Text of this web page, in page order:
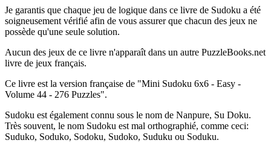
Je garantis que chaque jeu de logique dans ce livre de Sudoku a été
soigneusement vérifié afin de vous assurer que chacun des jeux ne
possède qu'une seule solution.
Aucun des jeux de ce livre n'apparaît dans un autre PuzzleBooks.net
livre de jeux français.
Ce livre est la version française de "Mini Sudoku 6x6 - Easy -
Volume 44 - 276 Puzzles".
Sudoku est également connu sous le nom de Nanpure, Su Doku.
Très souvent, le nom Sudoku est mal orthographié, comme ceci:
Suduko, Soduko, Sodoku, Sudoko, Suduku ou Soduku.